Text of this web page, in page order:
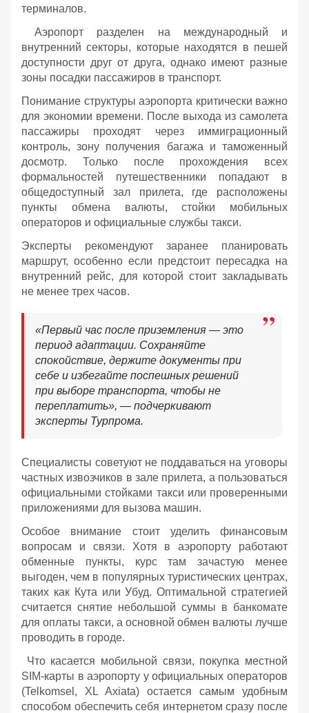
терминалов.
Аэропорт разделен на международный и
внутренний секторы, которые находятся в пешей
доступности друг от друга, однако имеют разные
зоны посадки пассажиров в транспорт.
Понимание структуры аэропорта критически важно
для экономии времени. После выхода из самолета
пассажиры проходят через иммиграционный
контроль, зону получения багажа и таможенный
досмотр. Только после прохождения всех
формальностей путешественники попадают в
общедоступный зал прилета, где расположены
пункты обмена валюты, стойки мобильных
операторов и официальные службы такси.
Эксперты рекомендуют заранее планировать
маршрут, особенно если предстоит пересадка на
внутренний рейс, для которой стоит закладывать
не менее трех часов.
«Первый час после приземления — это
период адаптации. Сохраняйте
спокойствие, держите документы при
себе и избегайте поспешных решений
при выборе транспорта, чтобы не
переплатить», — подчеркивают
эксперты Турпрома.
Специалисты советуют не поддаваться на уговоры
частных извозчиков в зале прилета, а пользоваться
официальными стойками такси или проверенными
приложениями для вызова машин.
Особое внимание стоит уделить финансовым
вопросам и связи. Хотя в аэропорту работают
обменные пункты, курс там зачастую менее
выгоден, чем в популярных туристических центрах,
таких как Кута или Убуд. Оптимальной стратегией
считается снятие небольшой суммы в банкомате
для оплаты такси, а основной обмен валюты лучше
проводить в городе.
Что касается мобильной связи, покупка местной
SIM-карты в аэропорту у официальных операторов
(Telkomsel, XL Axiata) остается самым удобным
способом обеспечить себя интернетом сразу после